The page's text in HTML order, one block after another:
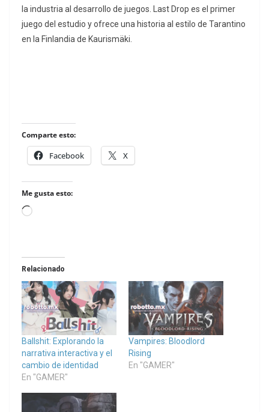
la industria al desarrollo de juegos. Last Drop es el primer
juego del estudio y ofrece una historia al estilo de Tarantino
en la Finlandia de Kaurismäki.
Comparte esto:
Facebook X
Me gusta esto:
Loading…
Relacionado
Ballshit: Explorando la
narrativa interactiva y el
cambio de identidad
En "GAMER"
Vampires: Bloodlord
Rising
En "GAMER"